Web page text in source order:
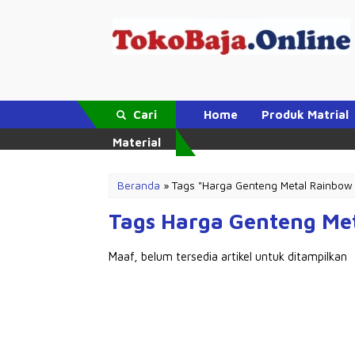
Cari
Material
Home Produk Matrial
Beranda »Tags "Harga Genteng Metal
Tags Harga Genteng
Maaf, belum tersedia artikel untuk ditampilkan